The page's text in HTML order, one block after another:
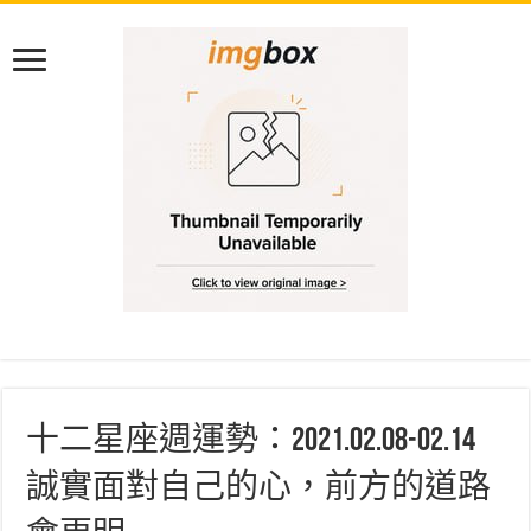
十二星座週運勢：2021.02.08-02.14
誠實面對自己的心，前方的道路